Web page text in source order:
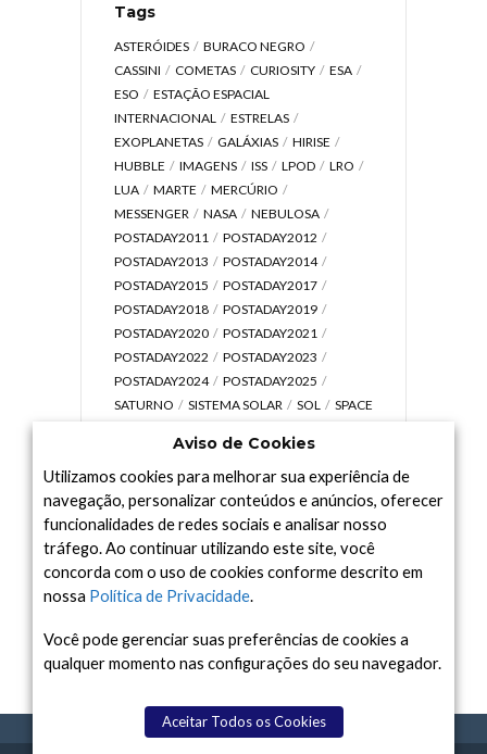
Tags
ASTERÓIDES
BURACO NEGRO
CASSINI
COMETAS CURIOSITY
ESA
ESO
ESTAÇÃO ESPACIAL
INTERNACIONAL
ESTRELAS
EXOPLANETAS
GALÁXIAS
HIRISE
HUBBLE
IMAGENS ISS LPOD
LRO
LUA
MARTE
MERCÚRIO
MESSENGER
NASA
NEBULOSA
POSTADAY2011
POSTADAY2012
POSTADAY2013
POSTADAY2014
POSTADAY2015
POSTADAY2017
POSTADAY2018
POSTADAY2019
POSTADAY2020
POSTADAY2021
POSTADAY2022
POSTADAY2023
POSTADAY2024
POSTADAY2025
SATURNO
SISTEMA SOLAR SOL
SPACE
UNIVERSO
VÍDEO
Arquivo
Arquivo
Aviso de Cookies
Utilizamos cookies para melhorar sua experiência de
navegação, personalizar conteúdos e anúncios, oferecer
funcionalidades de redes sociais e analisar nosso
tráfego. Ao continuar utilizando este site, você
concorda com o uso de cookies conforme descrito em
nossa Política de Privacidade.
Você pode gerenciar suas preferências de cookies a
qualquer momento nas configurações do seu navegador.
Aceitar Todos os Cookies